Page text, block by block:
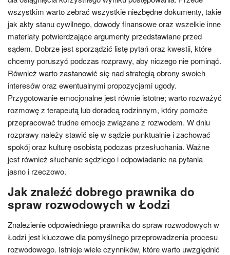
wszystkim warto zebrać wszystkie niezbędne dokumenty, takie
jak akty stanu cywilnego, dowody finansowe oraz wszelkie inne
materiały potwierdzające argumenty przedstawiane przed
sądem. Dobrze jest sporządzić listę pytań oraz kwestii, które
chcemy poruszyć podczas rozprawy, aby niczego nie pominąć.
Również warto zastanowić się nad strategią obrony swoich
interesów oraz ewentualnymi propozycjami ugody.
Przygotowanie emocjonalne jest równie istotne; warto rozważyć
rozmowę z terapeutą lub doradcą rodzinnym, który pomoże
przepracować trudne emocje związane z rozwodem. W dniu
rozprawy należy stawić się w sądzie punktualnie i zachować
spokój oraz kulturę osobistą podczas przesłuchania. Ważne
jest również słuchanie sędziego i odpowiadanie na pytania
jasno i rzeczowo.
Jak znaleźć dobrego prawnika do
spraw rozwodowych w Łodzi
Znalezienie odpowiedniego prawnika do spraw rozwodowych w
Łodzi jest kluczowe dla pomyślnego przeprowadzenia procesu
rozwodowego. Istnieje wiele czynników, które warto uwzględnić